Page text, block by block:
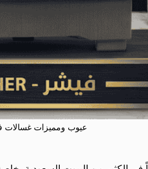
عيوب ومميزات غسالات